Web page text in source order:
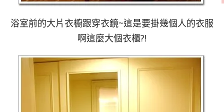
浴室前的大片衣櫥跟穿衣鏡~這是要掛幾個人的衣服
啊這麼大個衣櫃?!